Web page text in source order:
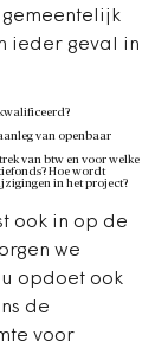
ieder geval in
van openbaar
van btw en voor welke
Hoe wordt
in het project?
ook in op de
we
opdoet ook
de
voor